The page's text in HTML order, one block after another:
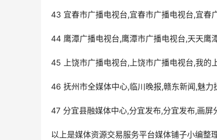
43 宜春市广播电视台,宜春市广播电视台,宜春
44 鹰潭广播电视台,鹰潭市广播电视台,天天鹰
45 上饶市广播电视台,上饶市广播电视台,我的
46 抚州市全媒体中心,临川晚报,赣东新闻,魅力
47 分宜县融媒体中心,分宜发布,分宜发布,画屏
以上是媒体资源交易服务平台媒体铺子小编整